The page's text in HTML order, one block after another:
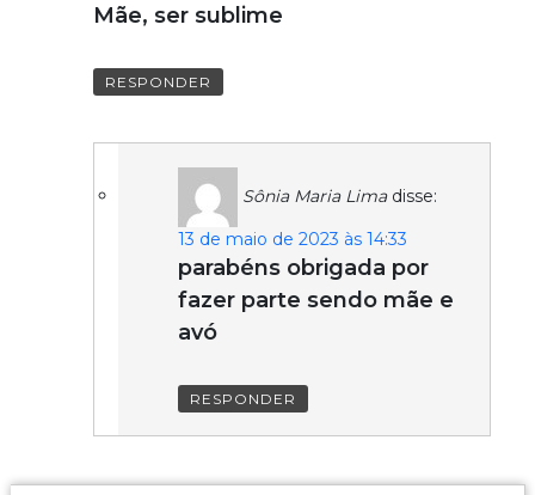
Mãe, ser sublime
RESPONDER
Sônia Maria Lima disse:
13 de maio de 2023 às 14:33
parabéns obrigada por
fazer parte sendo mãe e
avó
RESPONDER